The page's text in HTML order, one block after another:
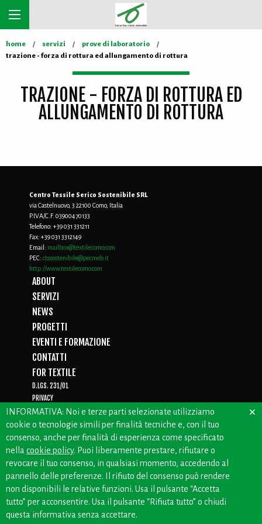
home servizi
prove di laboratorio
trazione - forza di rottura ed allungamento di rottura
TRAZIONE - FORZA DI ROTTURA ED
ALLUNGAMENTO DI ROTTURA
Centro Tessile Serico Sostenibile SRL
via Castelnuovo, 3 22100 Como, Italia
P.IVA/C.F. 03900470133
Telefono: +39 031 331211
Fax: +39 031 3312149
Email: mailbox@textilecomo.com
PEC: ctssostenibile@pecmeb.it
http://www.textilecomo.com
ABOUT
SERVIZI
NEWS
PROGETTI
EVENTI E FORMAZIONE
CONTATTI
FOR TEXTILE
D.LGS. 231/01
PRIVACY
WHISTLEBLOWING
CREDITS: OFFICINEBIANCHE
INFORMATIVA: Noi e terze parti selezionate utilizziamo
cookie o tecnologie simili per finalità tecniche e, con il tuo
consenso, anche per finalità di esperienza come specificato
nella cookie policy. Puoi liberamente prestare, rifiutare o
revocare il tuo consenso, in qualsiasi momento, accedendo al
pannello delle preferenze. Il rifiuto del consenso può rendere
non disponibili le relative funzioni. Usa il pulsante “Accetta
tutto” per acconsentire. Usa il pulsante “Rifiuta tutto” o chiudi
questa informativa senza accettare.
×